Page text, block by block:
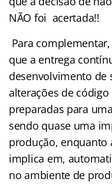
NÃO foi acertada!!
Para
que a entrega
desenvolvimento de
alterações de
preparadas para
sendo quase uma
produção, enquanto
implica em,
no ambiente de